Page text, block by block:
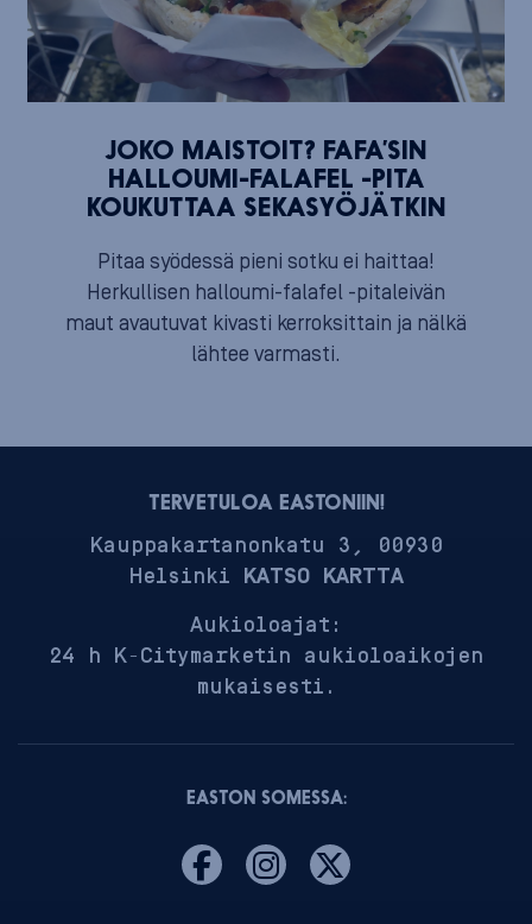
JOKO MAISTOIT? FAFA’SIN
HALLOUMI-FALAFEL -PITA
KOUKUTTAA SEKASYÖJÄTKIN
Pitaa syödessä pieni sotku ei haittaa!
Herkullisen halloumi-falafel -pitaleivän
maut avautuvat kivasti kerroksittain ja nälkä
lähtee varmasti.
TERVETULOA EASTONIIN!
Kauppakartanonkatu 3, 00930
Helsinki KATSO KARTTA
Aukioloajat:
24 h K-Citymarketin aukioloaikojen
mukaisesti.
EASTON SOMESSA: